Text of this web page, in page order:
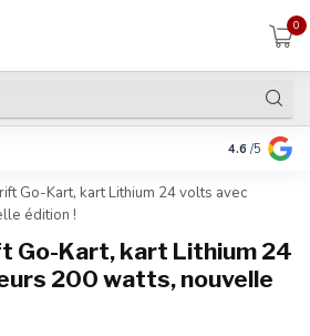
0
Payer en 3
4.6 /5
Go-Kart, kart Lithium 24 volts avec
édition !
Go-Kart, kart Lithium 24
200 watts, nouvelle